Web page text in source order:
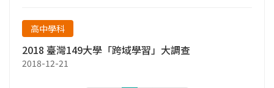
高中學科
2018 臺灣149大學「跨域學習」大調查
2018-12-21